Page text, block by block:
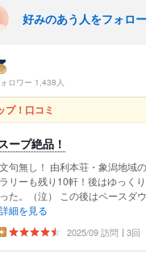
好みのあう人をフォロ
ロワー 1,438人
プ！口コミ
ープ絶品！
句無し！ 由利本荘・象潟地域
リーも残り10軒！後はゆっく
た。（泣） この後はペースダ
詳細を見る
2025/09 訪問 3回